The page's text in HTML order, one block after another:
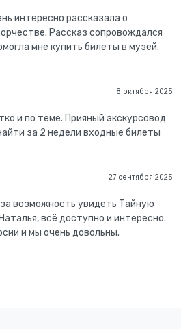
интересно рассказала о
Рассказ сопровождался
мне купить билеты в музей.
8 октября 2025
и по теме. Прияный экскурсовод
за 2 недели входные билеты
27 сентября 2025
возможность увидеть Тайную
всё доступно и интересно.
и мы очень довольны.